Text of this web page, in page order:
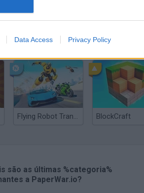
Data Access Privacy Policy
Bonko
Flying Robot Transform BlockCraft
são as últimas %categoria%
a PaperWar.io?